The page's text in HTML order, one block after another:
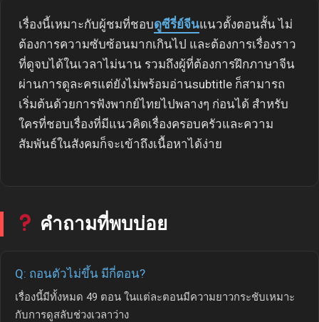
เรื่องนี้เหมาะกับผู้ชมที่ชอบดูซีรี่ย์จีนแนวตั้งตอนสั้น ไม่
ต้องการความซับซ้อนมากเกินไป และต้องการเรื่องราว
ที่ดูจบได้ในเวลาไม่นาน รวมถึงผู้ที่ต้องการฝึกภาษาจีน
ผ่านการดูละครแต่ยังไม่พร้อมอ่านsubtitle ก็สามารถ
เริ่มต้นด้วยการฟังพากย์ไทยไปพลางๆ ก่อนได้ สำหรับ
ใครที่ชอบเรื่องที่มีแนวคิดเรื่องครอบครัวและความ
สัมพันธ์ในสังคมก็จะเข้าถึงเนื้อหาได้ง่าย
คำถามที่พบบ่อย
Q: ถอนตัวไม่ขึ้น มีกี่ตอน?
เรื่องนี้มีทั้งหมด 49 ตอน ในแต่ละตอนมีความยาวกระชับเหมาะ
กับการดูสลับช่วงเวลาว่าง